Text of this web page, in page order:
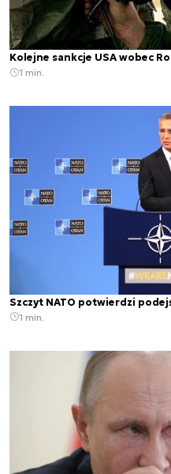
Kolejne sankcje USA wobec
1 min.
Szczyt NATO potwierdzi
1 min.